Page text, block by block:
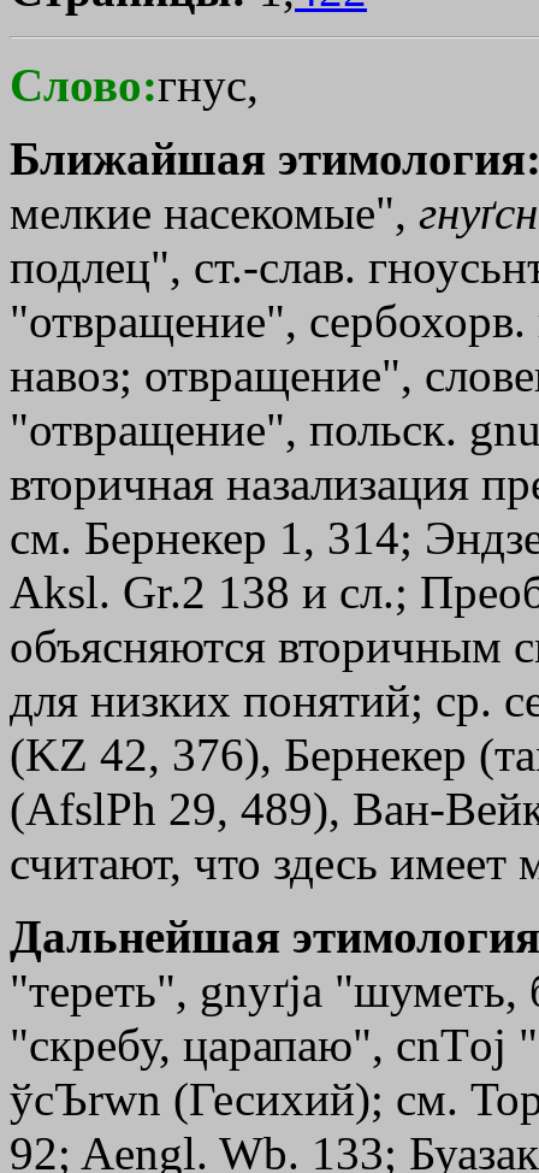
Слово:гнус,
Ближайшая
мелкие насекомые",
подлец", ст.-слав.
"отвращение", сербохорв.
навоз; отвращение",
"отвращение", польск.
вторичная назализация
см. Бернекер 1, 314;
Aksl. Gr.2 138 и сл.;
объясняются вторичным
для низких понятий; ср.
(KZ 42, 376), Бернекер
(AfslPh 29, 489), Ван-
считают, что здесь имеет
Дальнейшая
"тереть", gnyґja "шуметь,
"скребу, царапаю", cnТoj
ўcЪrwn (Гесихий); см.
92; Aengl. Wb. 133;